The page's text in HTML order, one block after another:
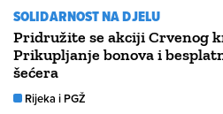
SOLIDARNOST NA DJELU
Pridružite se akciji Crvenog
Prikupljanje bonova i
šećera
Rijeka i PGŽ